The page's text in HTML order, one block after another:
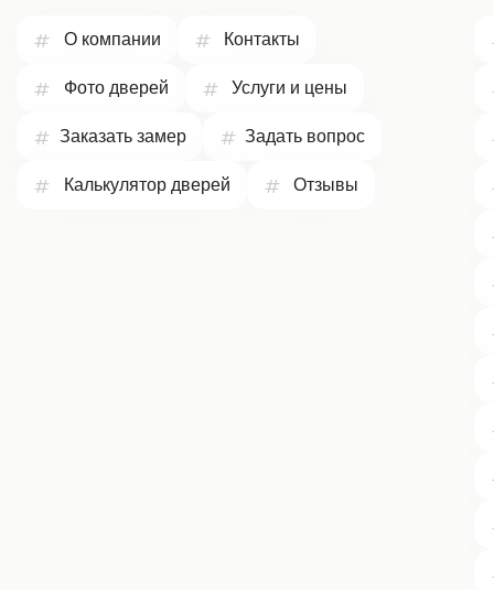
О компании Контакты
Фото дверей Услуги и цены
Заказать замер Задать вопрос
Калькулятор дверей Отзывы